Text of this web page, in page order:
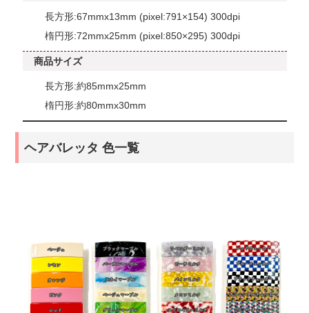
長方形:67mmx13mm (pixel:791×154) 300dpi
楕円形:72mmx25mm (pixel:850×295) 300dpi
商品サイズ
長方形:約85mmx25mm
楕円形:約80mmx30mm
ヘアバレッタ 色一覧